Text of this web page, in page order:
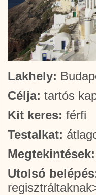
Lakhely:
Célja: tartós
Kit keres: férfi
Testalkat:
Megtekintések:
Utolsó